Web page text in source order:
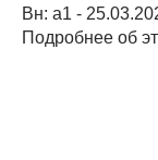
Вн: a1 -
Подробнее об